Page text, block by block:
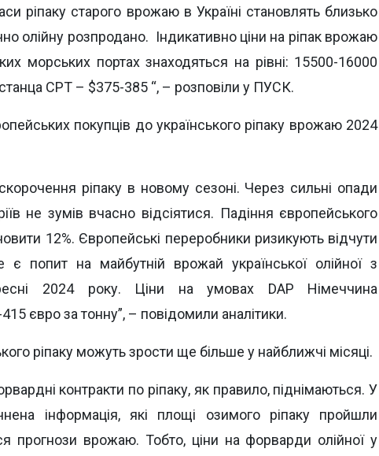
ріпаку старого врожаю в Україні становлять близько
олійну розпродано. Індикативно ціни на ріпак врожаю
морських портах знаходяться на рівні: 15500-16000
СРТ – $375-385 “, – розповіли у ПУСК.
покупців до українського ріпаку врожаю 2024
ріпаку в новому сезоні. Через сильні опади
не зумів вчасно відсіятися. Падіння європейського
12%. Європейські переробники ризикують відчути
попит на майбутній врожай української олійної з
2024 року. Ціни на умовах DAP Німеччина
євро за тонну”, – повідомили аналітики.
ріпаку можуть зрости ще більше у найближчі місяці.
контракти по ріпаку, як правило, піднімаються. У
інформація, які площі озимого ріпаку пройшли
прогнози врожаю. Тобто, ціни на форварди олійної у